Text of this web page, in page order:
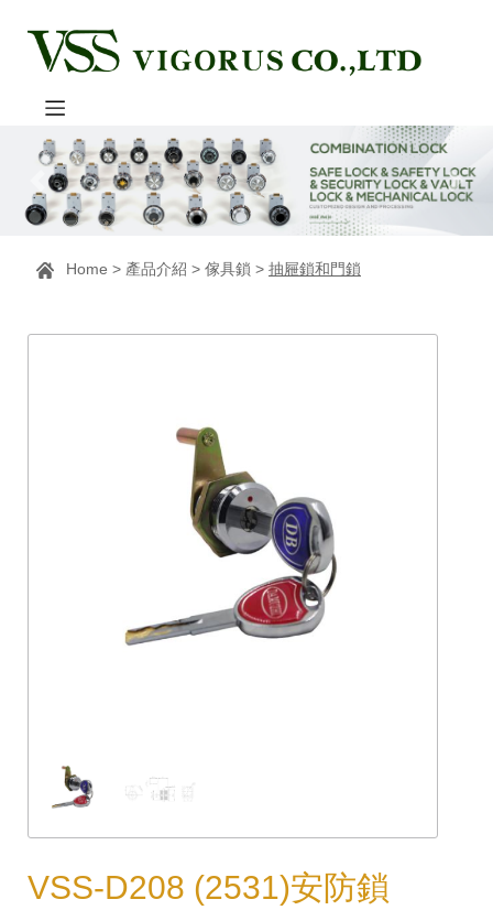
Home > 產品介紹 > 傢具鎖 > 抽屜鎖和門鎖
VSS-D208 (2531)安防鎖